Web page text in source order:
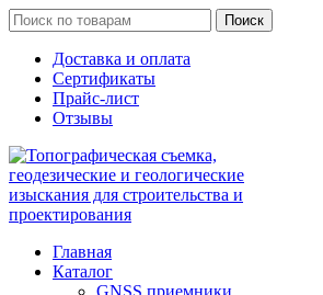
Поиск
Доставка и оплата
Сертификаты
Прайс-лист
Отзывы
Главная
Каталог
GNSS приемники